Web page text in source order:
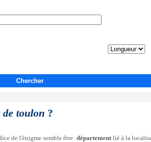
Chercher
de toulon ?
de l'énigme semble être: départementlié à la